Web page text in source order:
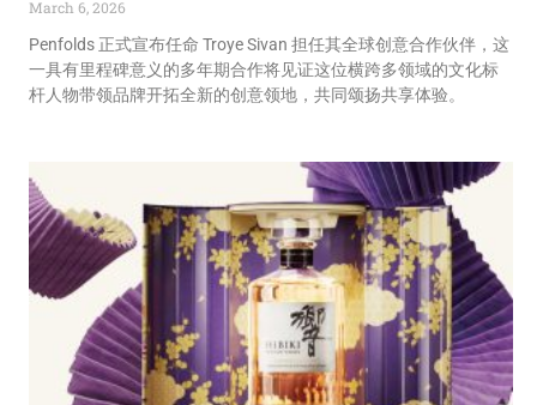
March 6, 2026
Penfolds 正式宣布任命 Troye Sivan 担任其全球创意合作伙伴，这
一具有里程碑意义的多年期合作将见证这位横跨多领域的文化标
杆人物带领品牌开拓全新的创意领地，共同颂扬共享体验。